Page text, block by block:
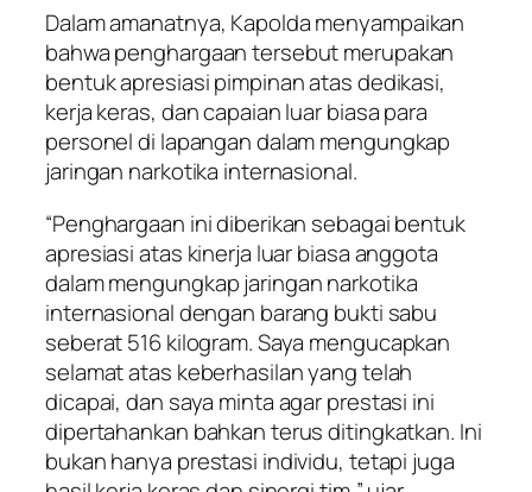
Dalam amanatnya, Kapolda menyampaikan
bahwa penghargaan tersebut merupakan
bentuk apresiasi pimpinan atas dedikasi,
kerja keras, dan capaian luar biasa para
personel di lapangan dalam mengungkap
jaringan narkotika internasional.
“Penghargaan ini diberikan sebagai bentuk
apresiasi atas kinerja luar biasa anggota
dalam mengungkap jaringan narkotika
internasional dengan barang bukti sabu
seberat 516 kilogram. Saya mengucapkan
selamat atas keberhasilan yang telah
dicapai, dan saya minta agar prestasi ini
dipertahankan bahkan terus ditingkatkan. Ini
bukan hanya prestasi individu, tetapi juga